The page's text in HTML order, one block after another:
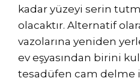
kadar yüzeyi serin
olacaktır. Alternatif
vazolarına yeniden
ev eşyasından birini
tesadüfen cam delme